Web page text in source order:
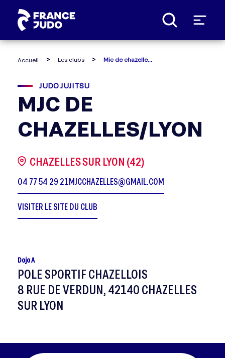
Accueil Les clubs Mjc de chazelles/lyon
JUDO JUJITSU
MJC DE
CHAZELLES/LYON
CHAZELLES SUR LYON (42)
04 77 54 29 21MJCCHAZELLES@GMAIL.COM
VISITER LE SITE DU CLUB
Dojo A
POLE SPORTIF CHAZELLOIS
8 RUE DE VERDUN, 42140 CHAZELLES
SUR LYON